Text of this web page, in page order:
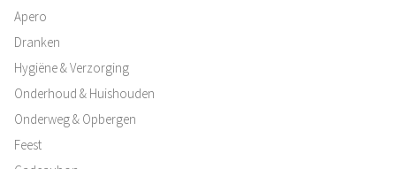
Apero
Dranken
Hygiëne & Verzorging
Onderhoud & Huishouden
Onderweg & Opbergen
Feest